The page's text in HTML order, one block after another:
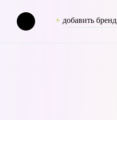
добавить бренд